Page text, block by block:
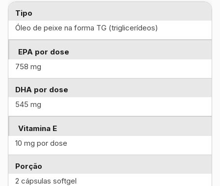
Tipo
Óleo de peixe na forma TG (triglicerídeos)
EPA por dose
758 mg
DHA por dose
545 mg
Vitamina E
10 mg por dose
Porção
2 cápsulas softgel